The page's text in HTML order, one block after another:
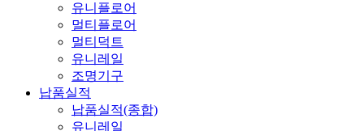
유니플로어
멀티플로어
멀티덕트
유니레일
조명기구
납품실적
납품실적(종합)
유니레일